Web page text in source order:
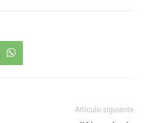
Artículo siguiente